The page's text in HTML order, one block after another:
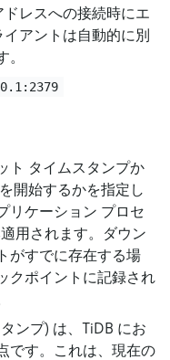
レスへの接続時にエ
アントは自動的に別
ト タイムスタンプか
開始するかを指定し
リケーション プロセ
用されます。ダウン
がすでに存在する場
クポイントに記録され
ンプ) は、TiDB にお
です。これは、現在の